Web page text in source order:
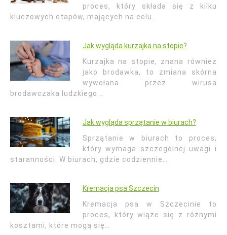
proces, który składa się z kilku
kluczowych etapów, mających na celu…
Jak wygląda kurzajka na stopie?
Kurzajka na stopie, znana również
jako brodawka, to zmiana skórna
wywołana przez wirusa
brodawczaka ludzkiego.…
Jak wygląda sprzątanie w biurach?
Sprzątanie w biurach to proces,
który wymaga szczególnej uwagi i
staranności. W biurach, gdzie codziennie…
Kremacja psa Szczecin
Kremacja psa w Szczecinie to
proces, który wiąże się z różnymi
kosztami, które mogą się…